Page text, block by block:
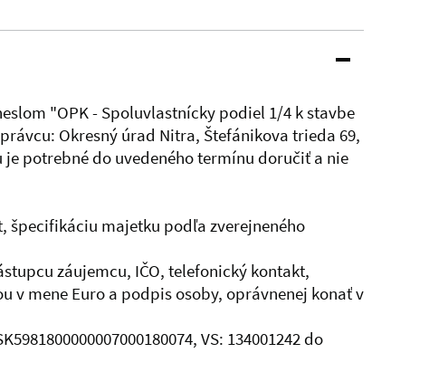
"OPK - Spoluvlastnícky podiel 1/4 k stavbe
Okresný úrad Nitra, Štefánikova trieda 69,
je potrebné do uvedeného termínu doručiť a nie
špecifikáciu majetku podľa zverejneného
záujemcu, IČO, telefonický kontakt,
v mene Euro a podpis osoby, oprávnenej konať v
VS: 134001242 do